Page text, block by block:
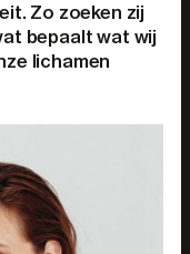
Zo zoeken zij
bepaalt wat wij
lichamen